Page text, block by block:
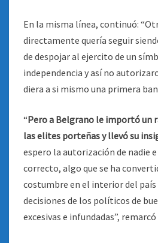
En la misma línea, continuó:
directamente quería seguir
de despojar al ejercito de un
independencia y así no
diera a si mismo una primera
“Pero a Belgrano le importó un
las elites porteñas y llevó su
espero la autorización de nadie
correcto, algo que se ha
costumbre en el interior del país
decisiones de los políticos de
excesivas e infundadas”,